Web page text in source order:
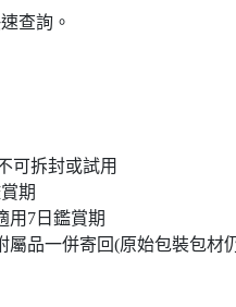
查詢。
可拆封或試用
期
用7日鑑賞期
屬品一併寄回(原始包裝包材